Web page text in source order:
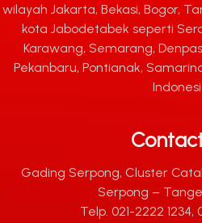
wilayah Jakarta, Bekasi, Bogor,
kota Jabodetabek seperti
Karawang, Semarang,
Pekanbaru, Pontianak,
Gading Serpong, Cluster
Serpong –
Telp. 021-2222 1234,